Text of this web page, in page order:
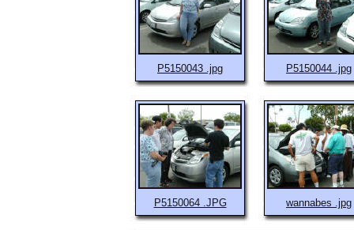
P5150043 .jpg P5150044 .jpg
P5150064 .JPG wannabes .jpg